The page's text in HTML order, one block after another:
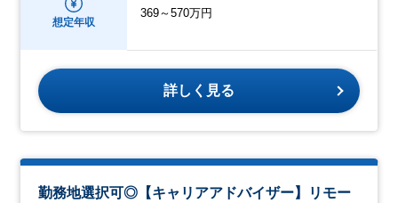
想定年収
369～570万円
詳しく見る
勤務地選択可◎【キャリアアドバイザー】リモー